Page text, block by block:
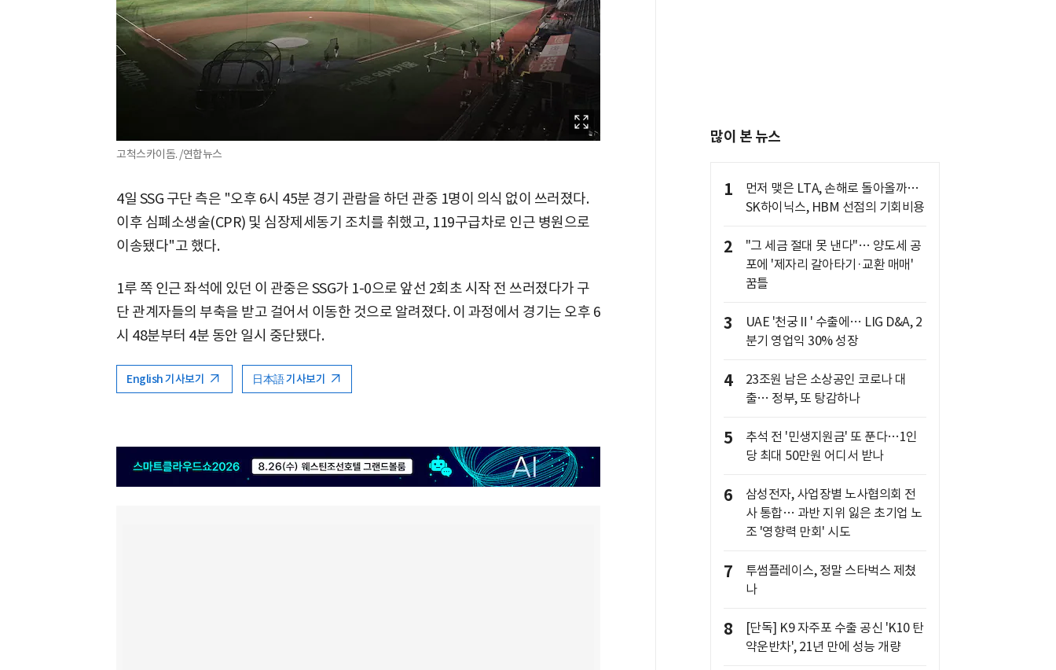
고척스카이돔. /연합뉴스
4일 SSG 구단 측은 "오후 6시 45분 경기 관람을 하던 관중 1명이 의식 없이 쓰러졌다.
이후 심폐소생술(CPR) 및 심장제세동기 조치를 취했고, 119구급차로 인근 병원으로
이송됐다"고 했다.
1루 쪽 인근 좌석에 있던 이 관중은 SSG가 1-0으로 앞선 2회초 시작 전 쓰러졌다가 구
단 관계자들의 부축을 받고 걸어서 이동한 것으로 알려졌다. 이 과정에서 경기는 오후 6
시 48분부터 4분 동안 일시 중단됐다.
English 기사보기 日本語 기사보기
많이 본 뉴스
1
먼저 맺은 LTA, 손해로 돌아올까…
SK하이닉스, HBM 선점의 기회비용
2
"그 세금 절대 못 낸다"… 양도세 공
포에 '제자리 갈아타기·교환 매매'
꿈틀
3
UAE '천궁Ⅱ' 수출에… LIG D&A, 2
분기 영업익 30% 성장
4
23조원 남은 소상공인 코로나 대
출… 정부, 또 탕감하나
5
추석 전 '민생지원금' 또 푼다…1인
당 최대 50만원 어디서 받나
6
삼성전자, 사업장별 노사협의회 전
사 통합… 과반 지위 잃은 초기업 노
조 '영향력 만회' 시도
7
투썸플레이스, 정말 스타벅스 제쳤
나
8
[단독] K9 자주포 수출 공신 'K10 탄
약운반차', 21년 만에 성능 개량